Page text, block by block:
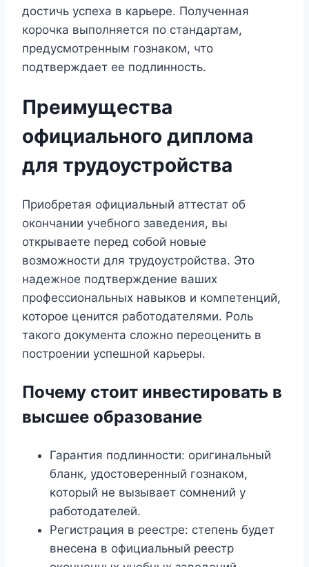
достичь успеха в карьере. Полученная
корочка выполняется по стандартам,
предусмотренным гознаком, что
подтверждает ее подлинность.
Преимущества
официального диплома
для трудоустройства
Приобретая официальный аттестат об
окончании учебного заведения, вы
открываете перед собой новые
возможности для трудоустройства. Это
надежное подтверждение ваших
профессиональных навыков и компетенций,
которое ценится работодателями. Роль
такого документа сложно переоценить в
построении успешной карьеры.
Почему стоит инвестировать в
высшее образование
Гарантия подлинности: оригинальный
бланк, удостоверенный гознаком,
который не вызывает сомнений у
работодателей.
Регистрация в реестре: степень будет
внесена в официальный реестр